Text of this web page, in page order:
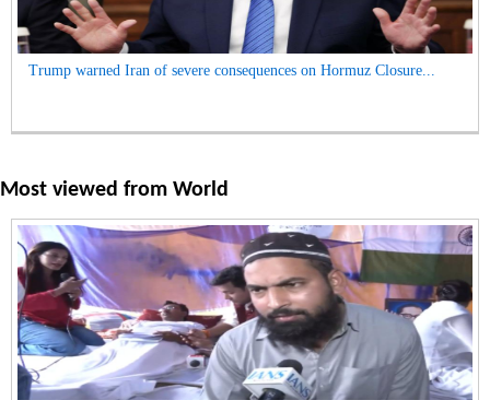
Trump warned Iran of severe consequences on Hormuz Closure...
Most viewed from World